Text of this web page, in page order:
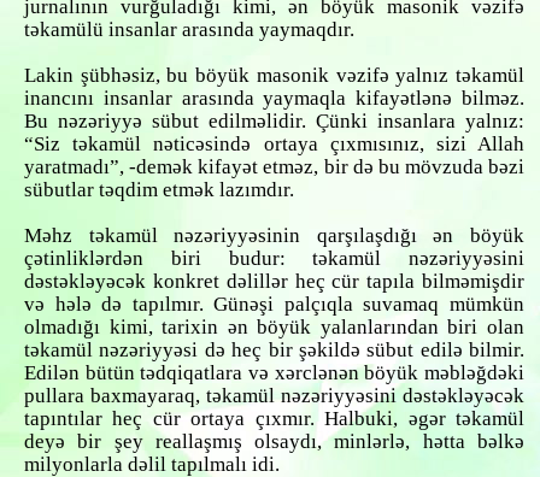
jurnalının vurğuladığı kimi, ən böyük masonik vəzifə
təkamülü insanlar arasında yaymaqdır.
Lakin şübhəsiz, bu böyük masonik vəzifə yalnız təkamül
inancını insanlar arasında yaymaqla kifayətlənə bilməz.
Bu nəzəriyyə sübut edilməlidir. Çünki insanlara yalnız:
“Siz təkamül nəticəsində ortaya çıxmısınız, sizi Allah
yaratmadı”, -demək kifayət etməz, bir də bu mövzuda bəzi
sübutlar təqdim etmək lazımdır.
Məhz təkamül nəzəriyyəsinin qarşılaşdığı ən böyük
çətinliklərdən biri budur: təkamül nəzəriyyəsini
dəstəkləyəcək konkret dəlillər heç cür tapıla bilməmişdir
və hələ də tapılmır. Günəşi palçıqla suvamaq mümkün
olmadığı kimi, tarixin ən böyük yalanlarından biri olan
təkamül nəzəriyyəsi də heç bir şəkildə sübut edilə bilmir.
Edilən bütün tədqiqatlara və xərclənən böyük məbləğdəki
pullara baxmayaraq, təkamül nəzəriyyəsini dəstəkləyəcək
tapıntılar heç cür ortaya çıxmır. Halbuki, əgər təkamül
deyə bir şey reallaşmış olsaydı, minlərlə, hətta bəlkə
milyonlarla dəlil tapılmalı idi.